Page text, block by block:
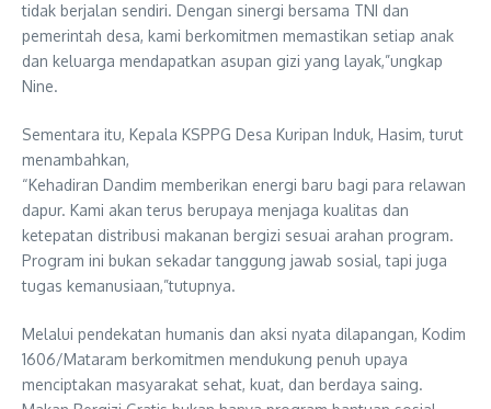
tidak berjalan sendiri. Dengan sinergi bersama TNI dan
pemerintah desa, kami berkomitmen memastikan setiap anak
dan keluarga mendapatkan asupan gizi yang layak,”ungkap
Nine.
Sementara itu, Kepala KSPPG Desa Kuripan Induk, Hasim, turut
menambahkan,
“Kehadiran Dandim memberikan energi baru bagi para relawan
dapur. Kami akan terus berupaya menjaga kualitas dan
ketepatan distribusi makanan bergizi sesuai arahan program.
Program ini bukan sekadar tanggung jawab sosial, tapi juga
tugas kemanusiaan,”tutupnya.
Melalui pendekatan humanis dan aksi nyata dilapangan, Kodim
1606/Mataram berkomitmen mendukung penuh upaya
menciptakan masyarakat sehat, kuat, dan berdaya saing.